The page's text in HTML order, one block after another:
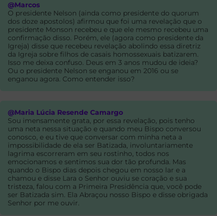
@Marcos
O presidente Nelson (ainda como presidente do quorum
dos doze apostolos) afirmou que foi uma revelação que o
presidente Monson recebeu e que ele mesmo recebeu uma
confirmação disso. Porém, ele (agora como presidente da
Igreja) disse que recebeu revelação abolindo essa diretriz
da Igreja sobre filhos de casais homossexuais batizarem.
Isso me deixa confuso. Deus em 3 anos mudou de ideia?
Ou o presidente Nelson se enganou em 2016 ou se
enganou agora. Como entender isso?
@Maria Lúcia Resende Camargo
Sou imensamente grata, por essa revelação, pois tenho
uma neta nessa situação e quando meu Bispo conversou
conosco, e eu tive que conversar com minha neta a
impossibilidade de ela ser Batizada, involuntariamente
lagrima escorreram em seu rostinho, todos nos
emocionamos e sentimos sua dor tão profunda. Mas
quando o Bispo dias depois chegou em nosso lar e a
chamou e disse Lara o Senhor ouviu se coração e sua
tristeza, falou com a Primeira Presidência que, você pode
ser Batizada sim. Ela Abraçou nosso Bispo e disse obrigada
Senhor por me ouvir.